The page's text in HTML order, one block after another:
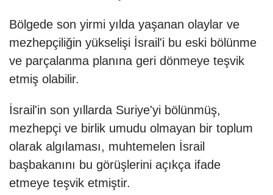
Bölgede son yirmi yılda yaşanan olaylar ve
mezhepçiliğin yükselişi İsrail'i bu eski bölünme
ve parçalanma planına geri dönmeye teşvik
etmiş olabilir.
İsrail'in son yıllarda Suriye'yi bölünmüş,
mezhepçi ve birlik umudu olmayan bir toplum
olarak algılaması, muhtemelen İsrail
başbakanını bu görüşlerini açıkça ifade
etmeye teşvik etmiştir.